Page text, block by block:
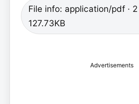
File info: application/pdf · 2
127.73KB
Advertisements